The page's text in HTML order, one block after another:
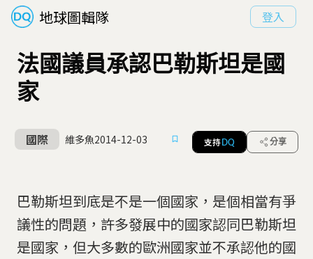
地球圖輯隊 登入
法國議員承認巴勒斯坦是國
家
國際 維多魚2014-12-03 支持 DQ 分享
巴勒斯坦到底是不是一個國家，是個相當有爭
議性的問題，許多發展中的國家認同巴勒斯坦
是國家，但大多數的歐洲國家並不承認他的國